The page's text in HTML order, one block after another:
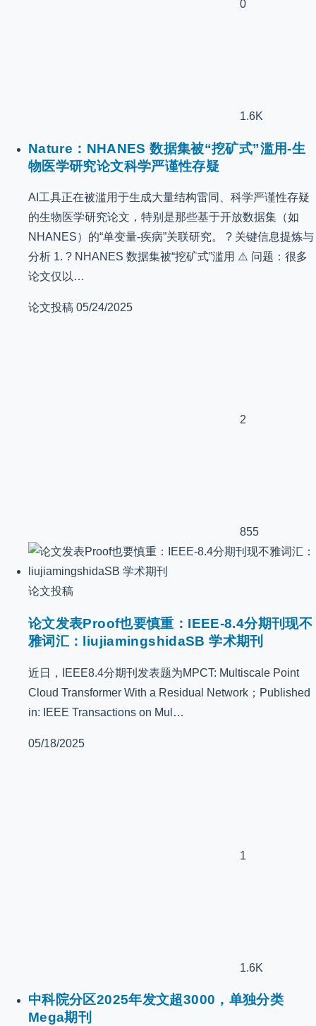
0
1.6K
Nature：NHANES 数据集被“挖矿式”滥用-生
物医学研究论文科学严谨性存疑
AI工具正在被滥用于生成大量结构雷同、科学严谨性存疑
的生物医学研究论文，特别是那些基于开放数据集（如
NHANES）的“单变量-疾病”关联研究。 ? 关键信息提炼与
分析 1. ? NHANES 数据集被“挖矿式”滥用 ⚠️ 问题：很多
论文仅以…
论文投稿 05/24/2025
2
855
论文投稿
论文发表Proof也要慎重：IEEE-8.4分期刊现不
雅词汇：liujiamingshidaSB 学术期刊
近日，IEEE8.4分期刊发表题为MPCT: Multiscale Point
Cloud Transformer With a Residual Network；Published
in: IEEE Transactions on Mul…
05/18/2025
1
1.6K
中科院分区2025年发文超3000，单独分类
Mega期刊